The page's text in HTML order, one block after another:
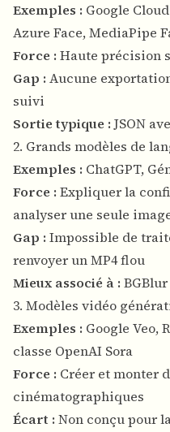
Exemples : Google
Azure Face, MediaPipe
Force : Haute précision
Gap : Aucune
suivi
Sortie typique : JSON
2. Grands modèles de
Exemples : ChatGPT,
Force : Expliquer la
analyser une seule
Gap : Impossible de
renvoyer un MP4 flou
Mieux associé à :
3. Modèles vidéo
Exemples : Google Veo,
classe OpenAI Sora
Force : Créer et monter
cinématographiques
Écart : Non conçu pour